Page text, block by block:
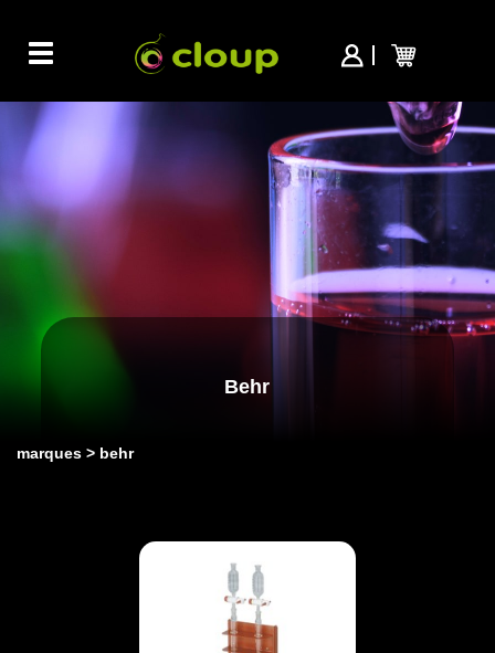
Toggle
navigation
Behr
marques behr